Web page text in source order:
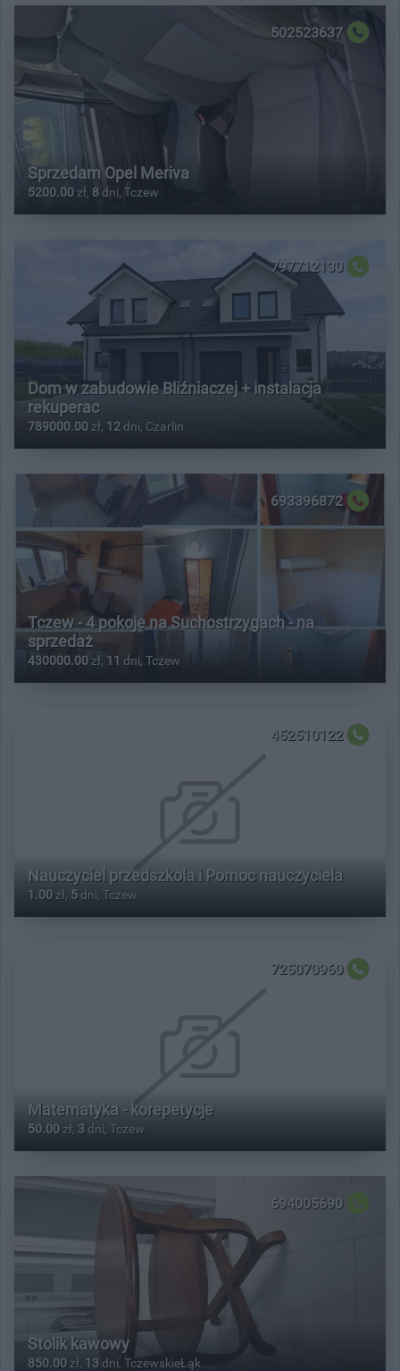
502523637
Sprzedam Opel Meriva
5200.00 zł, 8 dni, Tczew
797712130
Dom w zabudowie Bliźniaczej + instalacja
rekuperac
789000.00 zł, 12 dni, Czarlin
693396872
Tczew - 4 pokoje na Suchostrzygach - na
sprzedaż
430000.00 zł, 11 dni, Tczew
452510122
Nauczyciel przedszkola i Pomoc nauczyciela
1.00 zł, 5 dni, Tczew
725070960
Matematyka - korepetycje
50.00 zł, 3 dni, Tczew
694005690
Stolik kawowy
850.00 zł, 13 dni, TczewskieŁąk